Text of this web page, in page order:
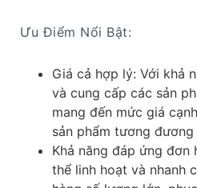
Ưu Điểm Nổi Bật:
Giá cả hợp lý: Với khả
và cung cấp các sản
mang đến mức giá
sản phẩm tương
Khả năng đáp ứng đơn
thể linh hoạt và nhanh